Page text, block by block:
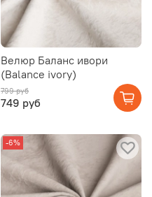
Велюр Баланс ивори
(Balance ivory)
799 руб
749 руб
-6%